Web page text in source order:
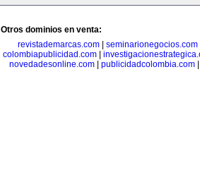
Otros dominios en venta:
revistademarcas.com
seminarionegocios.com
colombiapublicidad.com
novedadesonline.com
publicidadcolombia.com